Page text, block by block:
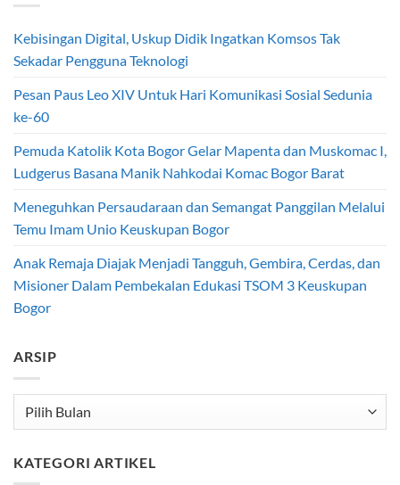
Kebisingan Digital, Uskup Didik Ingatkan Komsos Tak
Sekadar Pengguna Teknologi
Pesan Paus Leo XIV Untuk Hari Komunikasi Sosial Sedunia
ke-60
Pemuda Katolik Kota Bogor Gelar Mapenta dan Muskomac I,
Ludgerus Basana Manik Nahkodai Komac Bogor Barat
Meneguhkan Persaudaraan dan Semangat Panggilan Melalui
Temu Imam Unio Keuskupan Bogor
Anak Remaja Diajak Menjadi Tangguh, Gembira, Cerdas, dan
Misioner Dalam Pembekalan Edukasi TSOM 3 Keuskupan
Bogor
ARSIP
Arsip
KATEGORI ARTIKEL